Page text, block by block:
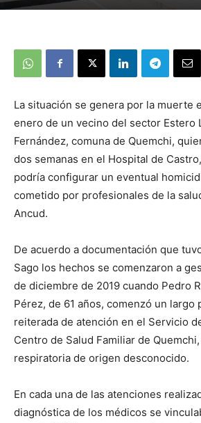
La situación se genera por la muerte
enero de un vecino del sector Estero
Fernández, comuna de Quemchi,
dos semanas en el Hospital de
podría configurar un eventual
cometido por profesionales de la
Ancud.
De acuerdo a documentación que
Sago los hechos se comenzaron a
de diciembre de 2019 cuando Pedro
Pérez, de 61 años, comenzó un
reiterada de atención en el Servicio
Centro de Salud Familiar de
respiratoria de origen desconocido.
En cada una de las atenciones
diagnóstica de los médicos se